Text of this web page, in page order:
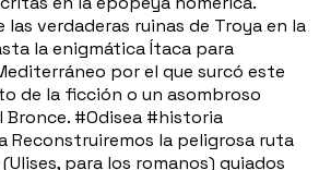
las verdaderas ruinas de Troya en la
la enigmática Ítaca para
por el que surcó este
de la ficción o un asombroso
Bronce. #Odisea #historia
Reconstruiremos la peligrosa ruta
para los romanos) guiados